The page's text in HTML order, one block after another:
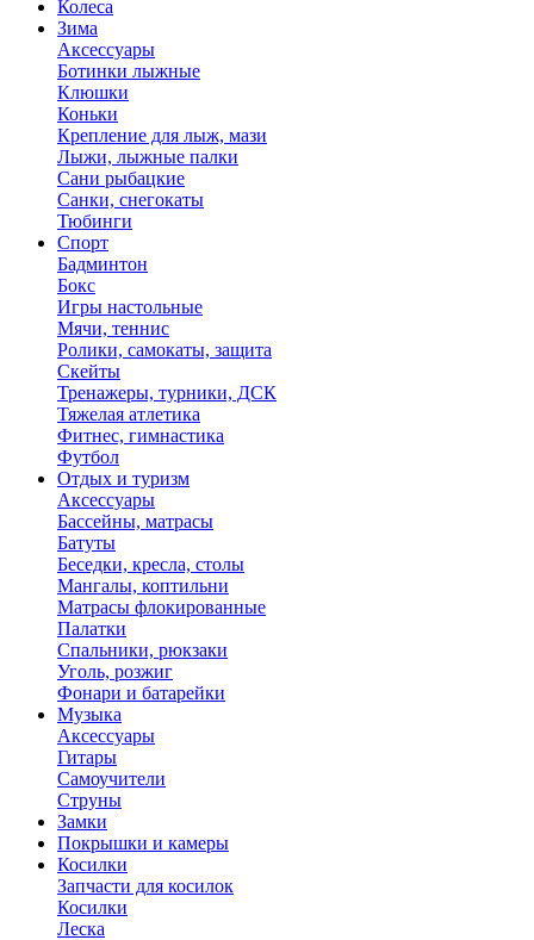
Колеса
Зима
Аксессуары
Ботинки лыжные
Клюшки
Коньки
Крепление для лыж, мази
Лыжи, лыжные палки
Сани рыбацкие
Санки, снегокаты
Тюбинги
Спорт
Бадминтон
Бокс
Игры настольные
Мячи, теннис
Ролики, самокаты, защита
Скейты
Тренажеры, турники, ДСК
Тяжелая атлетика
Фитнес, гимнастика
Футбол
Отдых и туризм
Аксессуары
Бассейны, матрасы
Батуты
Беседки, кресла, столы
Мангалы, коптильни
Матрасы флокированные
Палатки
Спальники, рюкзаки
Уголь, розжиг
Фонари и батарейки
Музыка
Аксессуары
Гитары
Самоучители
Струны
Замки
Покрышки и камеры
Косилки
Запчасти для косилок
Косилки
Леска